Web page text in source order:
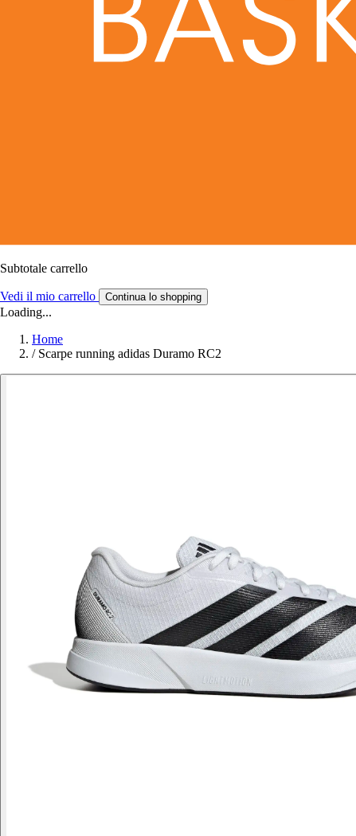
Subtotale carrello
Vedi il mio carrello Continua lo shopping
Loading...
Home
/ Scarpe running adidas Duramo RC2